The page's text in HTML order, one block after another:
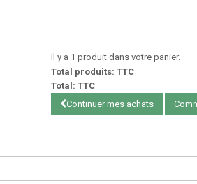
Il y a 1 produit dans votre panier.
Total produits: TTC
Total: TTC
Continuer mes achats